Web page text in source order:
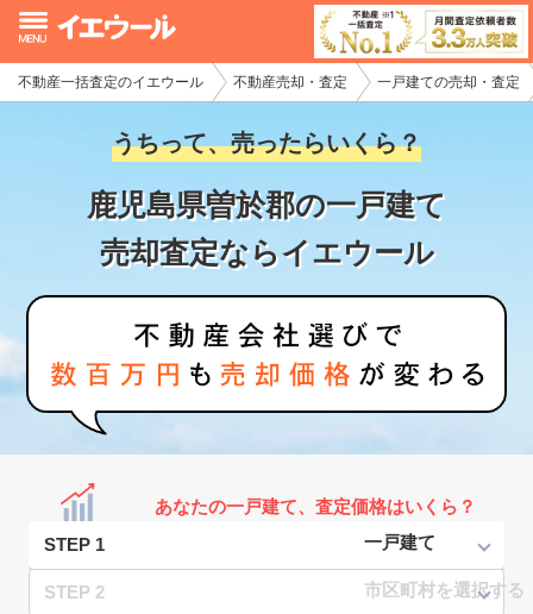
不動産一括査定のイエウール 不動産売却・査定 一戸建ての売却・査定
うちって、売ったらいくら？
鹿児島県曽於郡の一戸建て
売却査定ならイエウール
あなたの一戸建て、査定価格はいくら？
STEP 1
STEP 2
イエウール加盟希望の不動産会社様
初めての方へ
不動産売却の流れ
不動産の売却・一括査定
家査定シミュレーター
お問い合わせ